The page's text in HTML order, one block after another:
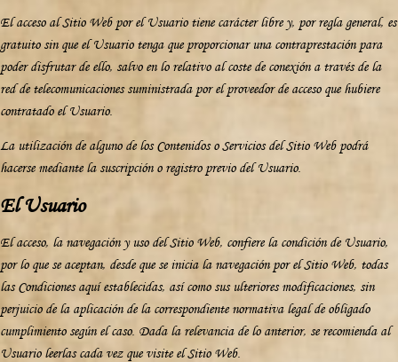
El acceso al Sitio Web por el Usuario tiene carácter libre y, por regla general, es
gratuito sin que el Usuario tenga que proporcionar una contraprestación para
poder disfrutar de ello, salvo en lo relativo al coste de conexión a través de la
red de telecomunicaciones suministrada por el proveedor de acceso que hubiere
contratado el Usuario.
La utilización de alguno de los Contenidos o Servicios del Sitio Web podrá
hacerse mediante la suscripción o registro previo del Usuario.
El Usuario
El acceso, la navegación y uso del Sitio Web, confiere la condición de Usuario,
por lo que se aceptan, desde que se inicia la navegación por el Sitio Web, todas
las Condiciones aquí establecidas, así como sus ulteriores modificaciones, sin
perjuicio de la aplicación de la correspondiente normativa legal de obligado
cumplimiento según el caso. Dada la relevancia de lo anterior, se recomienda al
Usuario leerlas cada vez que visite el Sitio Web.